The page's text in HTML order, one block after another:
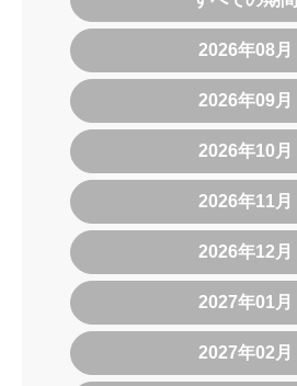
2026年08月
2026年09月
2026年10月
2026年11月
2026年12月
2027年01月
2027年02月